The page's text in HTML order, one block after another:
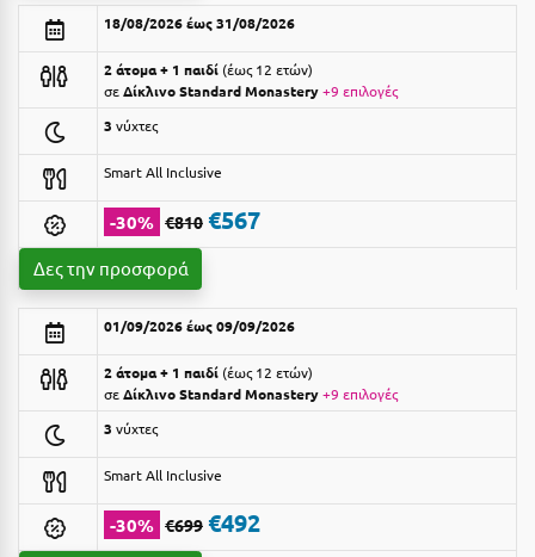
Αχαΐα
Βραχάτι Κορινθίας
Βυτίνα
Γλυφάδα
Γρεβενά
Γύθειο
Studios
Camping
Suites
Δες όλες τις προσφορές
Δες όλα τα πακέτα διακοπών
18/08/2026 έως 31/08/2026
2 άτομα + 1 παιδί έως 12 ετών
σεΔίκλινο Standard Monastery+9 επιλογές
3 νύχτες
Smart All Inclusive
-30% €810 €567
Δες την προσφορά
01/09/2026 έως 09/09/2026
2 άτομα + 1 παιδί έως 12 ετών
σεΔίκλινο Standard Monastery+9 επιλογές
3 νύχτες
Smart All Inclusive
-30% €699 €492